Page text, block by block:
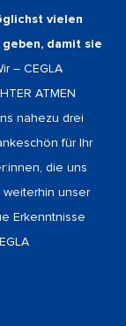
vielen
damit sie
– CEGLA
ATMEN
nahezu drei
für Ihr
die uns
weiterhin unser
Erkenntnisse